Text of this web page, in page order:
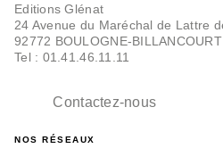
Editions Glénat
24 Avenue du Maréchal de Lattre
92772 BOULOGNE-
Tel : 01.41.46.11.11
Contactez-nous
NOS RÉSEAUX